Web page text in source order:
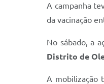
A campanha
da vacinação
No sábado, a
Distrito de
A mobilização